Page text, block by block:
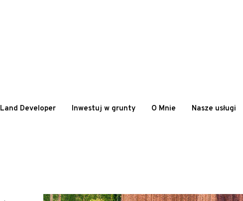
Land Developer Inwestuj w grunty O Mnie Nasze usługi